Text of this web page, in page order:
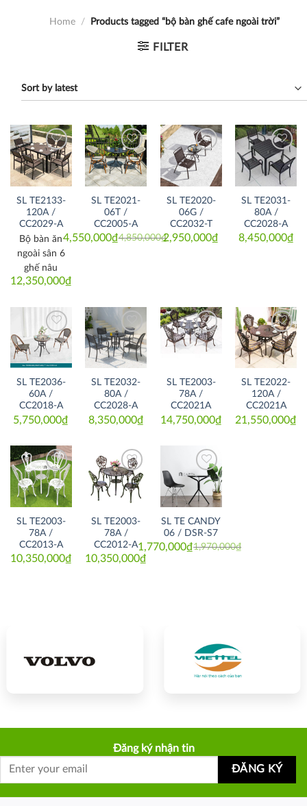
Home / Products tagged “bộ bàn ghế cafe ngoài trời”
FILTER
Thích
SL TE2133-
120A /
CC2029-A
12,350,000₫
Bộ bàn ăn
ngoài sân 6
ghế nâu
Thích
SL TE2021-
06T /
CC2005-A
4,850,000₫
Original
4,550,000₫Current
Thích
SL TE2020-
06G /
CC2032-T
2,950,000₫
Thích
SL TE2031-
80A /
CC2028-A
8,450,000₫
Thích
SL TE2036-
60A /
CC2018-A
5,750,000₫
Thích
SL TE2032-
80A /
CC2028-A
8,350,000₫
Thích
SL TE2003-
78A /
CC2021A
14,750,000₫
Thích
SL TE2022-
120A /
CC2021A
21,550,000₫
Thích
SL TE2003-
78A /
CC2013-A
10,350,000₫
Thích
SL TE2003-
78A /
CC2012-A
10,350,000₫
Thích
SL TE CANDY
06 / DSR-S7
1,970,000₫
Original
1,770,000₫Current
Đăng ký nhận tin